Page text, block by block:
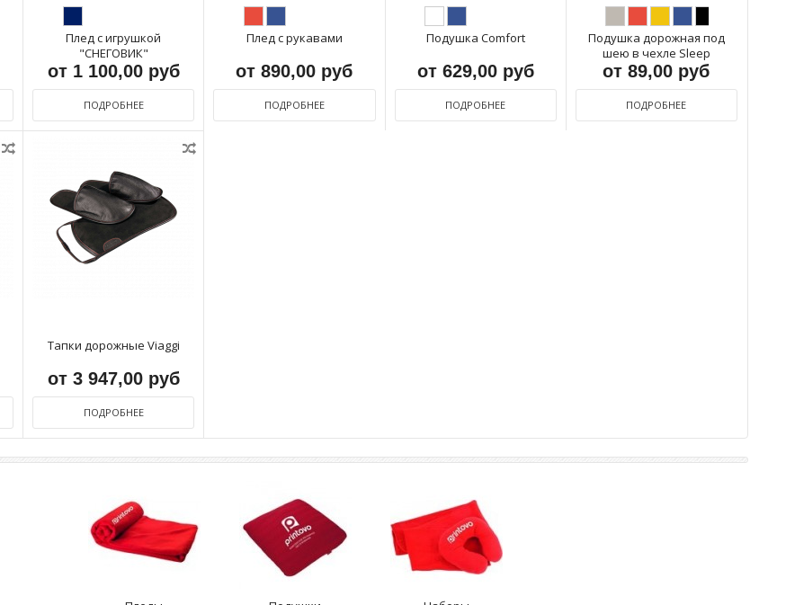
Плед с игрушкой
"СНЕГОВИК"
от 1 100,00 руб
ПОДРОБНЕЕ
Плед с рукавами
от 890,00 руб
ПОДРОБНЕЕ
Подушка Comfort
от 629,00 руб
ПОДРОБНЕЕ
Подушка дорожная под
шею в чехле Sleep
от 89,00 руб
ПОДРОБНЕЕ
Тапки дорожные Viaggi
от 3 947,00 руб
ПОДРОБНЕЕ